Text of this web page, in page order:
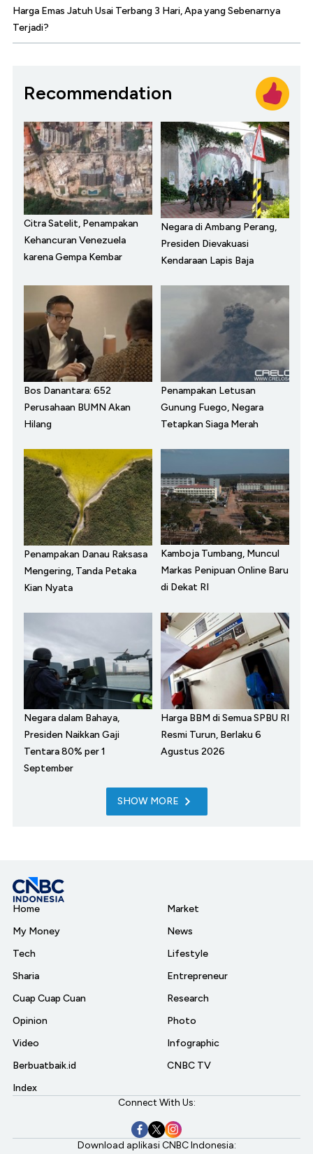
Harga Emas Jatuh Usai Terbang 3 Hari, Apa yang Sebenarnya
Terjadi?
Recommendation
Citra Satelit, Penampakan
Kehancuran Venezuela
karena Gempa Kembar
Negara di Ambang Perang,
Presiden Dievakuasi
Kendaraan Lapis Baja
Bos Danantara: 652
Perusahaan BUMN Akan
Hilang
Penampakan Letusan
Gunung Fuego, Negara
Tetapkan Siaga Merah
Penampakan Danau Raksasa
Mengering, Tanda Petaka
Kian Nyata
Kamboja Tumbang, Muncul
Markas Penipuan Online Baru
di Dekat RI
Negara dalam Bahaya,
Presiden Naikkan Gaji
Tentara 80% per 1
September
Harga BBM di Semua SPBU RI
Resmi Turun, Berlaku 6
Agustus 2026
SHOW MORE
Home
My Money
Tech
Sharia
Cuap Cuap Cuan
Opinion
Video
Berbuatbaik.id
Index
Market
News
Lifestyle
Entrepreneur
Research
Photo
Infographic
CNBC TV
Connect With Us:
Download aplikasi CNBC Indonesia: